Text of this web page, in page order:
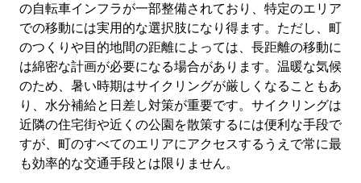
の自転車インフラが一部整備されており、特定のエリア
での移動には実用的な選択肢になり得ます。ただし、町
のつくりや目的地間の距離によっては、長距離の移動に
は綿密な計画が必要になる場合があります。温暖な気候
のため、暑い時期はサイクリングが厳しくなることもあ
り、水分補給と日差し対策が重要です。サイクリングは
近隣の住宅街や近くの公園を散策するには便利な手段で
すが、町のすべてのエリアにアクセスするうえで常に最
も効率的な交通手段とは限りません。